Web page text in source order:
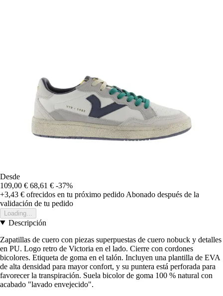
Desde
109,00 € 68,61 € -37%
+3,43 € ofrecidos en tu próximo pedido Abonado después de la
validación de tu pedido
Loading...
Descripción
Zapatillas de cuero con piezas superpuestas de cuero nobuck y detalles
en PU. Logo retro de Victoria en el lado. Cierre con cordones
bicolores. Etiqueta de goma en el talón. Incluyen una plantilla de EVA
de alta densidad para mayor confort, y su puntera está perforada para
favorecer la transpiración. Suela bicolor de goma 100 % natural con
acabado "lavado envejecido".